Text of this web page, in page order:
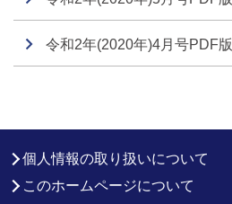
令和2年(2020年)4月号PDF版
個人情報の取り扱いについて
このホームページについて